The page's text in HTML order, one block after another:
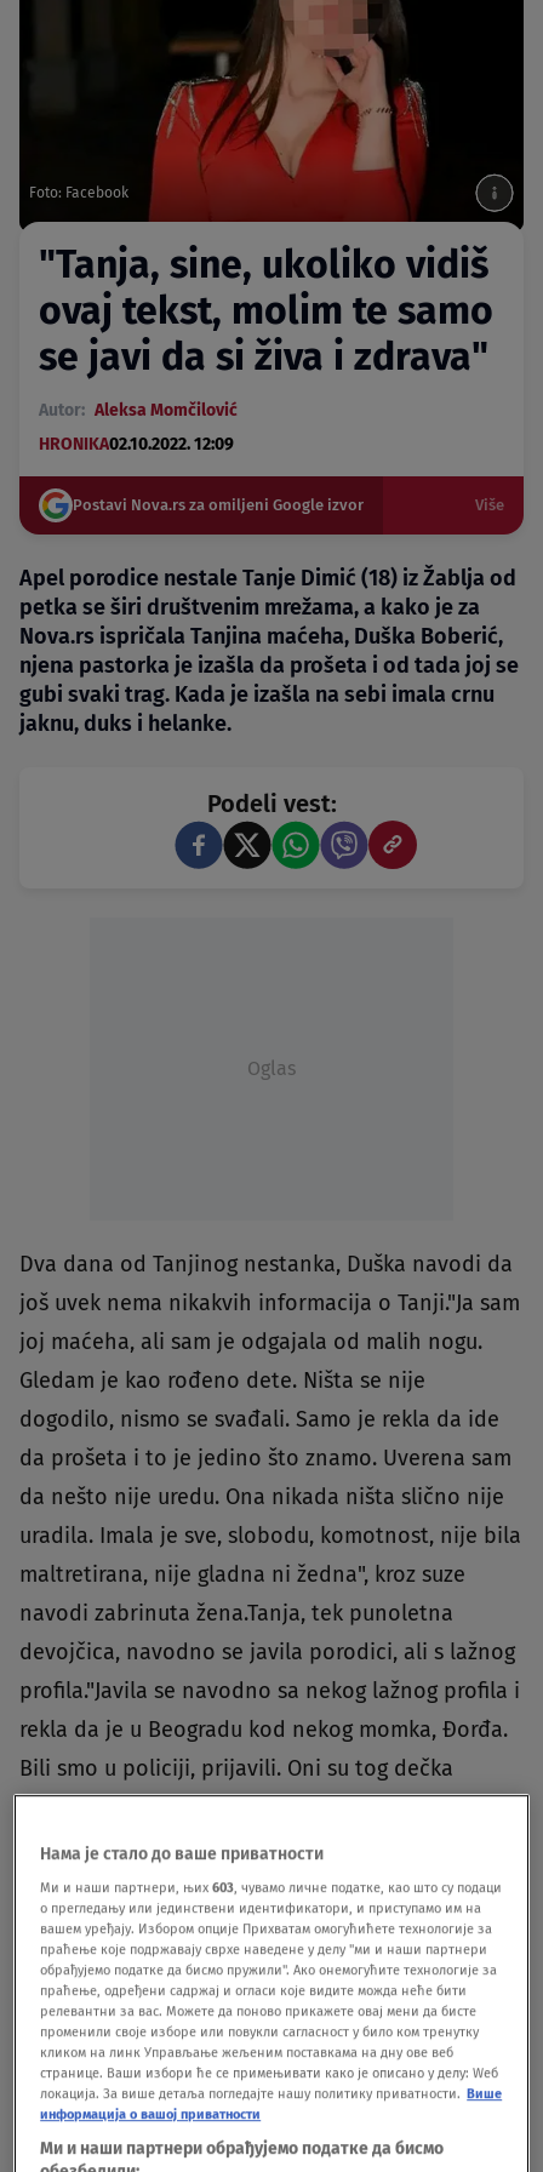
Foto: Facebook
"Tanja, sine, ukoliko vidiš
ovaj tekst, molim te samo
se javi da si živa i zdrava"
Autor: Aleksa Momčilović
HRONIKA02.10.2022. 12:09
Postavi Nova.rs za omiljeni Google izvor Više
Apel porodice nestale Tanje Dimić (18) iz Žablja od
petka se širi društvenim mrežama, a kako je za
Nova.rs ispričala Tanjina maćeha, Duška Boberić,
njena pastorka je izašla da prošeta i od tada joj se
gubi svaki trag. Kada je izašla na sebi imala crnu
jaknu, duks i helanke.
Podeli vest:
Oglas
Dva dana od Tanjinog nestanka, Duška navodi da
još uvek nema nikakvih informacija o Tanji."Ja sam
joj maćeha, ali sam je odgajala od malih nogu.
Gledam je kao rođeno dete. Ništa se nije
dogodilo, nismo se svađali. Samo je rekla da ide
da prošeta i to je jedino što znamo. Uverena sam
da nešto nije uredu. Ona nikada ništa slično nije
uradila. Imala je sve, slobodu, komotnost, nije bila
maltretirana, nije gladna ni žedna", kroz suze
navodi zabrinuta žena.Tanja, tek punoletna
devojčica, navodno se javila porodici, ali s lažnog
profila."Javila se navodno sa nekog lažnog profila i
rekla da je u Beogradu kod nekog momka, Đorđa.
Bili smo u policiji, prijavili. Oni su tog dečka
poznaje, pogledali su i kuću, od nje nema ni traga.
Izgleda da je to neki lažni profil. Plašim se da je
ona negde zatočena, zatvorena jer ona ovo
nikada nije radila. Poznajem je kao svoj dlan",
jecajući navodi naša sagovornica.Duška navodi da
se plaši da je Tanja navučena na lažni profil, a
potom oteta."Ne verujem da je ona poslala tu
poruku. Ja moje dete nisam čula ni videla i ne
mogu da ganatujem da je to ona", jedva izgovara
Нама је стало до ваше приватности
Ми и наши партнери, њих603, чувамо личне податке, као што су подаци
о прегледању или јединствени идентификатори, и приступамо им на
вашем уређају. Избором опције Прихватам омогућићете технологије за
праћење које подржавају сврхе наведене у делу "ми и наши партнери
обрађујемо податке да бисмо пружили". Ако онемогућите технологије за
праћење, одређени садржај и огласи које видите можда неће бити
релевантни за вас. Можете да поново прикажете овај мени да бисте
променили своје изборе или повукли сагласност у било ком тренутку
кликом на линк Управљање жељеним поставкама на дну ове веб
странице. Ваши избори ће се примењивати како је описано у делу: Wеб
локација. За више детаља погледајте нашу политику приватности. Више
информација о вашој приватности
Ми и наши партнери обрађујемо податке да бисмо